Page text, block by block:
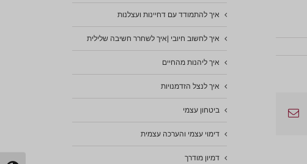
Pinterest
Email
איך להתמודד עם דחיינות ועצלנות
איך לחשוב חיובי |איך לשחרר חשיבה שלילית
איך ליהנות מהחיים
איך לנצל הזדמנויות
ביטחון עצמי
דימוי עצמי והערכה עצמית
דמיון מודרך